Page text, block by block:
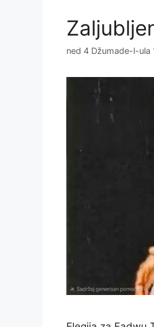
ned 4 Džumade-l-